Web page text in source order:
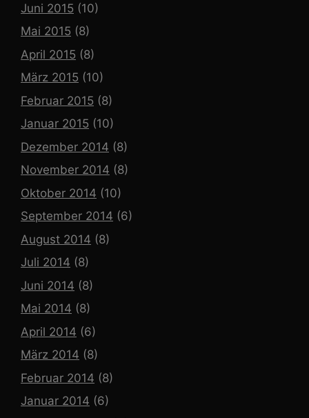
Juni 2015 (10)
Mai 2015 (8)
April 2015 (8)
März 2015 (10)
Februar 2015 (8)
Januar 2015 (10)
Dezember 2014 (8)
November 2014 (8)
Oktober 2014 (10)
September 2014 (6)
August 2014 (8)
Juli 2014 (8)
Juni 2014 (8)
Mai 2014 (8)
April 2014 (6)
März 2014 (8)
Februar 2014 (8)
Januar 2014 (6)